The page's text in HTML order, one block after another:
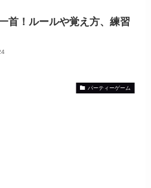
首！ルールや覚え方、練習
パーティーゲーム